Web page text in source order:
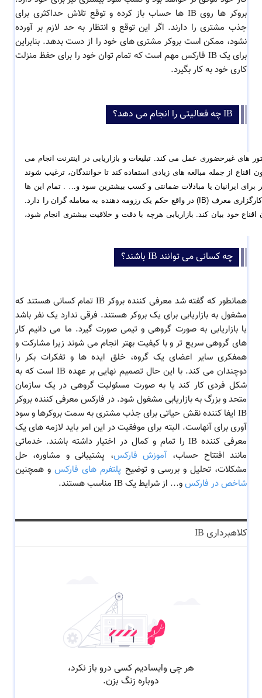
بروکر ها روی IB ها حساب باز کرده و توقع تلاش حداکثری برای
جذب مشتری را دارند. اگر این توقع و انتظار به حد لازم بر آورده
نشود، ممکن است بروکر مشتری های خود را از دست بدهد. بنابراین
برای یک IB فارکس مهم است که تمام توان خود را برای حفظ منزلت
کاری خود به کار بگیرد.
IB چه فعالیتی را انجام می دهد؟
چه کسانی می توانند IB باشند؟
همانطور که گفته شد معرفی کننده بروکر IB تمام کسانی هستند که
مشغول به بازاریابی برای یک بروکر هستند. فرقی ندارد یک نفر باشد
یا بازاریابی به صورت گروهی و تیمی صورت گیرد. ما می دانیم کار
های گروهی سریع تر و با کیفیت بهتر انجام می شوند زیرا مشارکت و
همفکری سایر اعضای یک گروه، خلق ایده ها و تفکرات بکر را
دوچندان می کند. با این حال تصمیم نهایی بر عهده IB است که به
شکل فردی کار کند یا به صورت مسئولیت گروهی در یک سازمان
متحد و بزرگ به بازاریابی مشغول شود. در فارکس معرفی کننده بروکر
IB ایفا کننده نقش حیاتی برای جذب مشتری به سمت بروکرها و سود
آوری برای آنهاست. البته برای موفقیت در این امر باید لازمه های یک
معرفی کننده IB را تمام و کمال در اختیار داشته باشند. خدماتی
مانند افتتاح حساب،آموزش فارکس، پشتیبانی و مشاوره، حل
مشکلات، تحلیل و بررسی و توضیح پلتفرم های فارکسو همچنین
شاخص در فارکسو… از شرایط یک IB مناسب هستند.
کلاهبرداری IB